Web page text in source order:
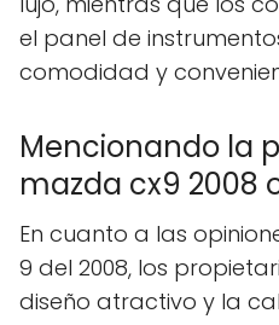
el panel de
comodidad y
Mencionando la
mazda cx9 2008
En cuanto a las
9 del 2008, los
diseño atractivo y la